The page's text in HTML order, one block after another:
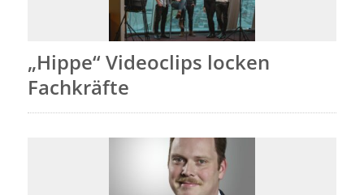
„Hippe“ Videoclips locken
Fachkräfte